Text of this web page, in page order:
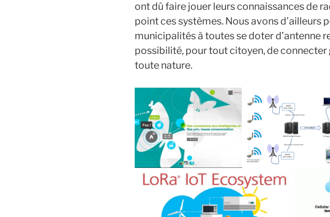
ont dû faire jouer leurs connaissances de
point ces systèmes. Nous avons d’ailleurs
municipalités à toutes se doter d’antenne
possibilité, pour tout citoyen, de
toute nature.